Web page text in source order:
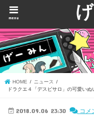
menu
HOME
ニュース
ドラクエ４「デスピサロ」の可愛い
2018.09.06 23:30 コメ